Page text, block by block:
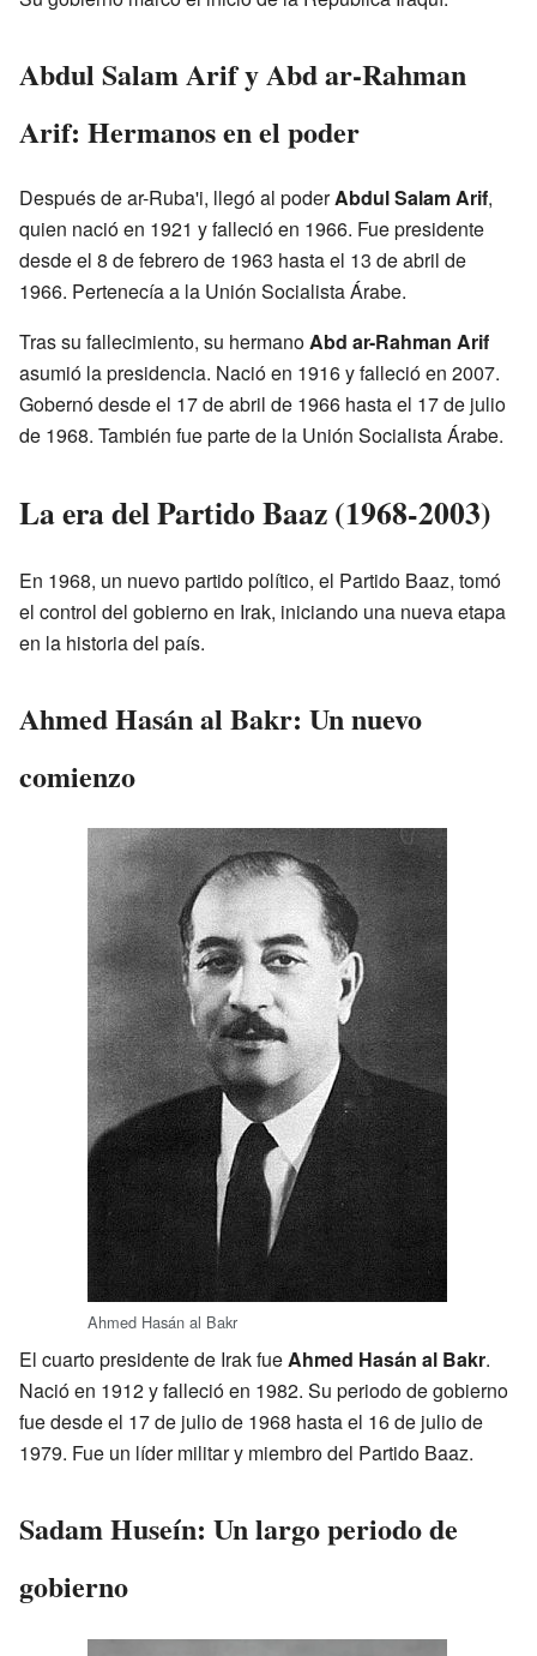
Abdul Salam Arif y Abd ar-Rahman
Arif: Hermanos en el poder
Después de ar-Ruba'i, llegó al poderAbdul Salam Arif,
quien nació en 1921 y falleció en 1966. Fue presidente
desde el 8 de febrero de 1963 hasta el 13 de abril de
1966. Pertenecía a la Unión Socialista Árabe.
Tras su fallecimiento, su hermano Abd ar-Rahman Arif
asumió la presidencia. Nació en 1916 y falleció en 2007.
Gobernó desde el 17 de abril de 1966 hasta el 17 de julio
de 1968. También fue parte de la Unión Socialista Árabe.
La era del Partido Baaz (1968-2003)
En 1968, un nuevo partido político, el Partido Baaz, tomó
el control del gobierno en Irak, iniciando una nueva etapa
en la historia del país.
Ahmed Hasán al Bakr: Un nuevo
comienzo
Ahmed Hasán al Bakr
El cuarto presidente de Irak fueAhmed Hasán al Bakr.
Nació en 1912 y falleció en 1982. Su periodo de gobierno
fue desde el 17 de julio de 1968 hasta el 16 de julio de
1979. Fue un líder militar y miembro del Partido Baaz.
Sadam Huseín: Un largo periodo de
gobierno